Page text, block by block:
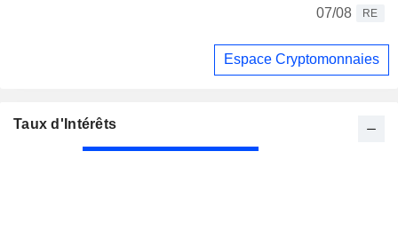
07/08
RE
Espace Cryptomonnaies
Taux d'Intérêts